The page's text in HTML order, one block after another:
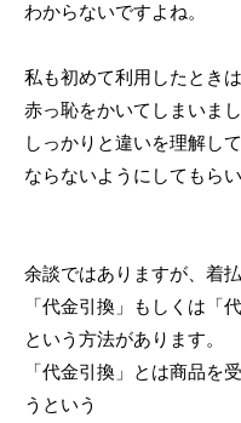
わからないですよね。
私も初めて利用したとき
赤っ恥をかいてしまいま
しっかりと違いを理解し
ならないようにしてもらい
余談ではありますが、着
「代金引換」もしくは「代
という方法があります。
「代金引換」とは商品を
うという